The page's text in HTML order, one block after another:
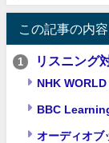
この記事の内容
1 リスニング
NHK WORLD
BBC
オーディオブ